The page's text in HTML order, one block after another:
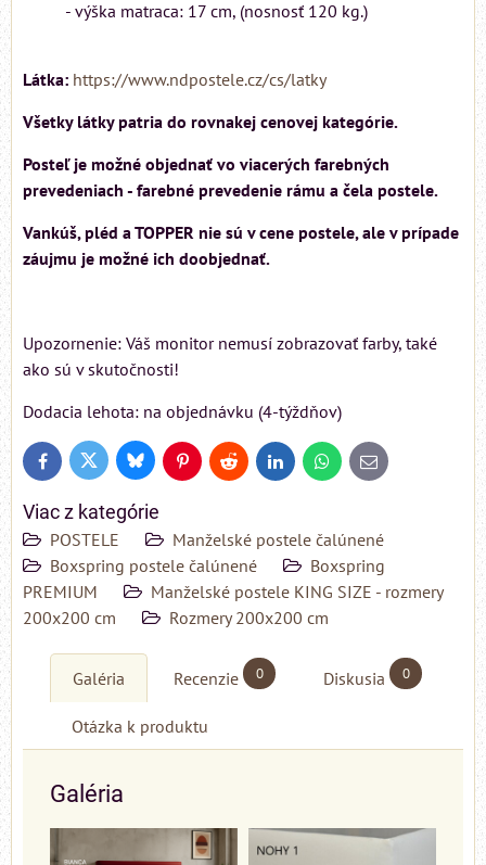
- výška matraca: 17 cm, (nosnosť 120 kg.)
Látka: https://www.ndpostele.cz/cs/latky
Všetky látky patria do rovnakej cenovej kategórie.
Posteľ je možné objednať vo viacerých farebných
prevedeniach - farebné prevedenie rámu a čela postele.
Vankúš, pléd a TOPPER nie sú v cene postele, ale v prípade
záujmu je možné ich doobjednať.
Upozornenie: Váš monitor nemusí zobrazovať farby, také
ako sú v skutočnosti!
Dodacia lehota: na objednávku (4-týždňov)
FacebookTwitter BlueskyPinterestReddit LinkedInWhatsApp
E-
mail
Viac z kategórie
POSTELE
Manželské postele čalúnené
Boxspring postele čalúnené
Boxspring
PREMIUM
Manželské postele KING SIZE - rozmery
200x200 cm
Rozmery 200x200 cm
Galéria Recenzie 0 Diskusia 0
Otázka k produktu
Galéria